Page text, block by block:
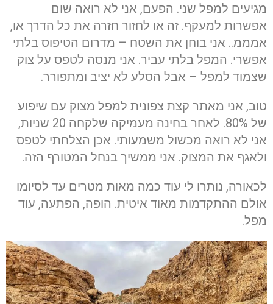
מגיעים למפל שני. הפעם, אני לא רואה שום
אפשרות למעקף. זה או לחזור חזרה את כל הדרך או,
אמממ.. אני בוחן את השטח – מדרום הטיפוס בלתי
אפשרי. המפל בלתי עביר. אני מנסה לטפס על צוק
שצמוד למפל – אבל הסלע לא יציב ומתפורר.
טוב, אני מאתר קצת צפונית למפל מצוק עם שיפוע
של 80%. לאחר בחינה מעמיקה שלקחה 20 שניות,
אני לא רואה מכשול משמעותי. אכן הצלחתי לטפס
ולאגף את המצוק. אני ממשיך בנחל המטורף הזה.
לכאורה, נותרו לי עוד כמה מאות מטרים עד לסיומו
אולם ההתקדמות מאוד איטית. הופה, הפתעה, עוד
מפל.